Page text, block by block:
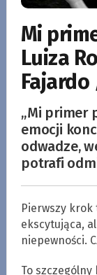
Mi
Luiza
„Mi primer
emocji
odwadze,
potrafi
Pierwszy krok
ekscytująca,
niepewności.
To